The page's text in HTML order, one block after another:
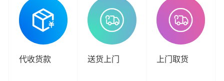
代收货款 送货上门 上门取货